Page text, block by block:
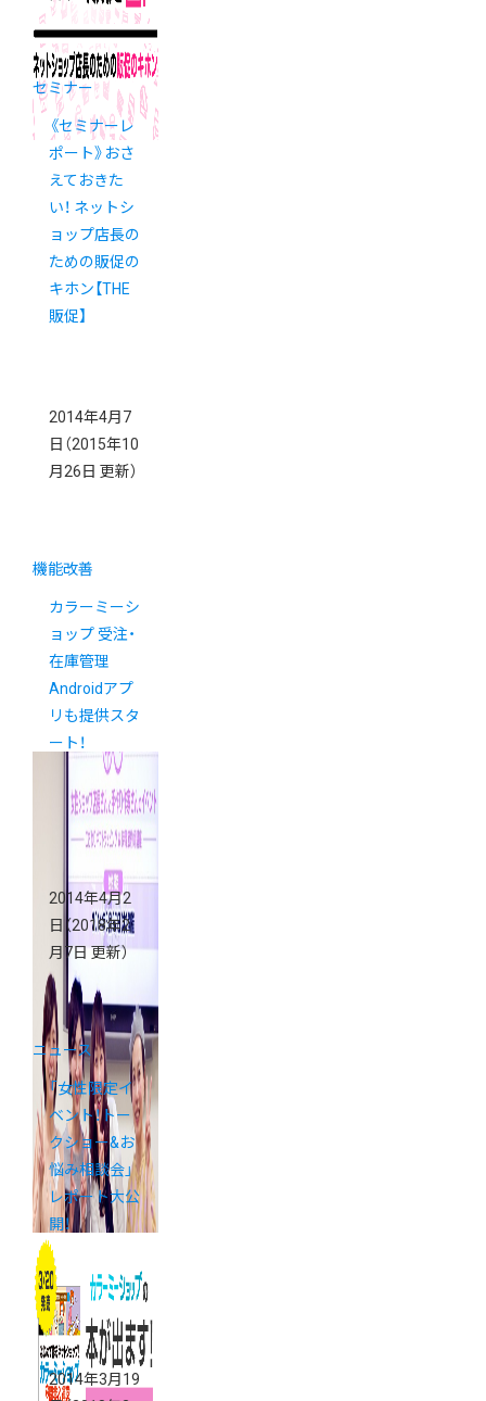
セミナー
《セミナーレ
ポート》おさ
えておきた
い！ ネットシ
ョップ店長の
ための販促の
キホン【THE
販促】
2014年4月7
日 （2015年10
月26日 更新）
機能改善
カラーミーシ
ョップ 受注・
在庫管理
Androidアプ
リも提供スタ
ート！
2014年4月2
日 （2018年2
月7日 更新）
ニュース
「女性限定イ
ベント！トー
クショー&お
悩み相談会」
レポート大公
開！
2014年3月19